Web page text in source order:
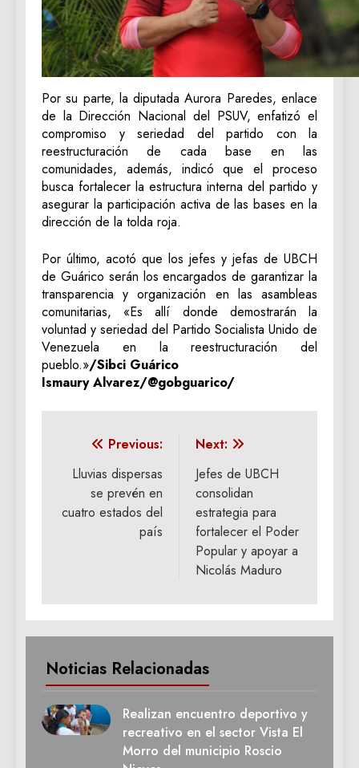
Por su parte, la diputada Aurora Paredes, enlace
de la Dirección Nacional del PSUV, enfatizó el
compromiso y seriedad del partido con la
reestructuración de cada base en las
comunidades, además, indicó que el proceso
busca fortalecer la estructura interna del partido y
asegurar la participación activa de las bases en la
dirección de la tolda roja.
Por último, acotó que los jefes y jefas de UBCH
de Guárico serán los encargados de garantizar la
transparencia y organización en las asambleas
comunitarias, «Es allí donde demostrarán la
voluntad y seriedad del Partido Socialista Unido de
Venezuela en la reestructuración del
pueblo.»/Sibci Guárico
Ismaury Alvarez/@gobguarico/
Navegación
de
entradas
Previous:
Lluvias dispersas
se prevén en
cuatro estados del
país
Next:
Jefes de UBCH
consolidan
estrategia para
fortalecer el Poder
Popular y apoyar a
Nicolás Maduro
Noticias Relacionadas
Realizan encuentro deportivo y
recreativo en el sector Vista El
Morro del municipio Roscio